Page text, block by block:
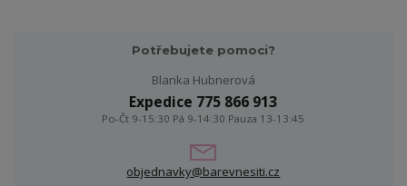
Potřebujete pomoci?
Blanka Hubnerová
Expedice 775 866 913
Po-Čt 9-15:30 Pá 9-14:30 Pauza 13-13:45
objednavky@barevnesiti.cz